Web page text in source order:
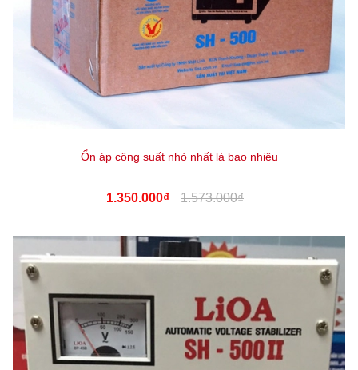
Ổn áp công suất nhỏ nhất là bao nhiêu
1.350.000₫ 1.573.000₫